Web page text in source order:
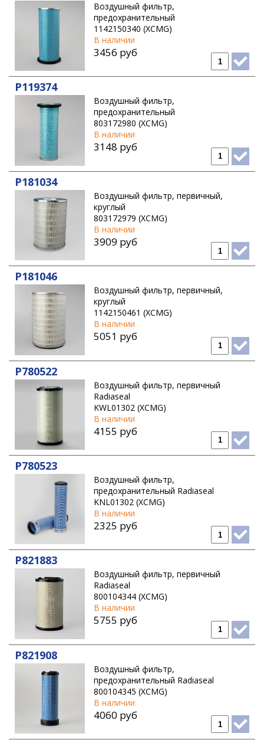
KUBOTA
LIEBHERR
LIUGONG
LONKING
MANITOU
MTU
NEW HOLLAND
NISSAN
PERKINS
SAKAI
SENNEBOGEN
SHANTUI
TADANO
TEREX
THERMO KING
VIBROMAX
VOGELE
VOLVO CONSTRUCTION EQUIPMENT
WIRTGEN
Воздушный фильтр,
предохранительный
1142150340 (XCMG)
В наличии
3456 руб
P119374
Воздушный фильтр,
предохранительный
803172980 (XCMG)
В наличии
3148 руб
P181034
Воздушный фильтр, первичный,
круглый
803172979 (XCMG)
В наличии
3909 руб
P181046
Воздушный фильтр, первичный,
круглый
1142150461 (XCMG)
В наличии
5051 руб
P780522
Воздушный фильтр, первичный
Radiaseal
KWL01302 (XCMG)
В наличии
4155 руб
P780523
Воздушный фильтр,
предохранительный Radiaseal
KNL01302 (XCMG)
В наличии
2325 руб
P821883
Воздушный фильтр, первичный
Radiaseal
800104344 (XCMG)
В наличии
5755 руб
P821908
Воздушный фильтр,
предохранительный Radiaseal
800104345 (XCMG)
В наличии
4060 руб